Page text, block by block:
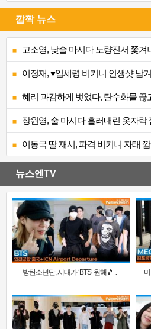
깜짝 뉴스
고소영, 낮술 마시다 노량진서 쫓겨
이정재, ♥임세령 비키니 인생샷 남
혜리 과감하게 벗었다, 탄수화물 끊
장원영, 술 마시다 흘러내린 옷자
이동국 딸 재시, 파격 비키니 자태
뉴스엔TV
방탄소년단, 시대가 ‘BTS’ 원해🎵 ..